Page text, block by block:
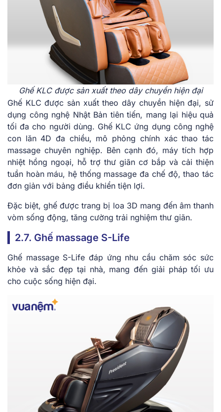
Ghế KLC được sản xuất theo dây chuyền hiện đại
Ghế KLC được sản xuất theo dây chuyền hiện đại, sử
dụng công nghệ Nhật Bản tiên tiến, mang lại hiệu quả
tối đa cho người dùng. Ghế KLC ứng dụng công nghệ
con lăn 4D đa chiều, mô phỏng chính xác thao tác
massage chuyên nghiệp. Bên cạnh đó, máy tích hợp
nhiệt hồng ngoại, hỗ trợ thư giãn cơ bắp và cải thiện
tuần hoàn máu, hệ thống massage đa chế độ, thao tác
đơn giản với bảng điều khiển tiện lợi.
Đặc biệt, ghế được trang bị loa 3D mang đến âm thanh
vòm sống động, tăng cường trải nghiệm thư giãn.
2.7. Ghế massage S-Life
Ghế massage S-Life đáp ứng nhu cầu chăm sóc sức
khỏe và sắc đẹp tại nhà, mang đến giải pháp tối ưu
cho cuộc sống hiện đại.